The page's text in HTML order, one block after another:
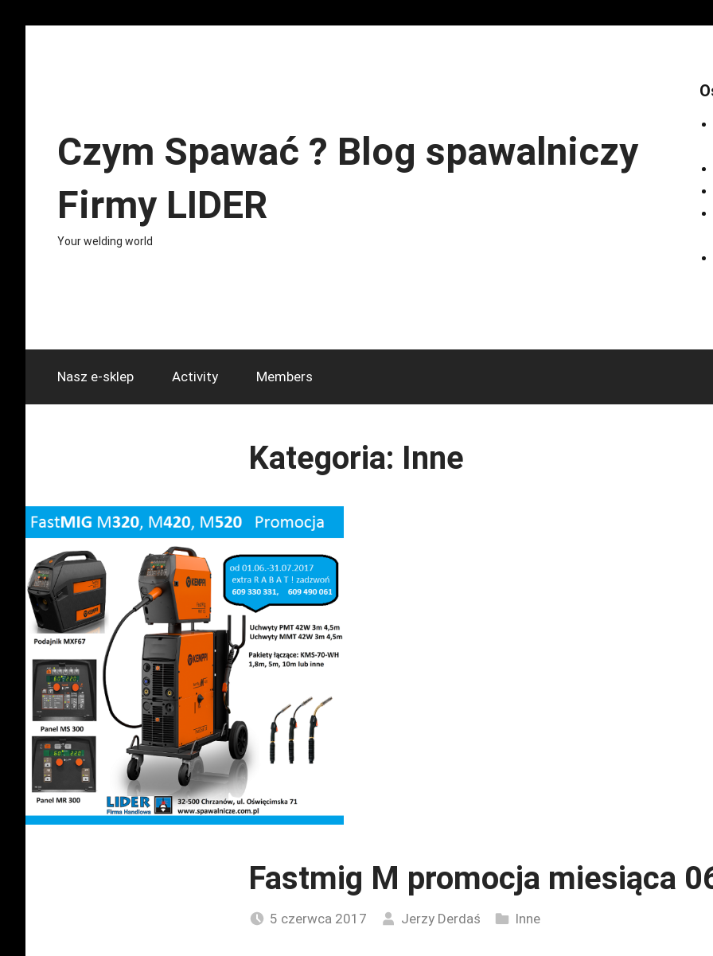
Czym Spawać ? Blog spawalniczy
Firmy LIDER
Your welding world
Nasz e-sklep Activity Members
Kategoria: Inne
Fastmig M promocja miesiąca
5 czerwca 2017 Jerzy Derdaś Inne